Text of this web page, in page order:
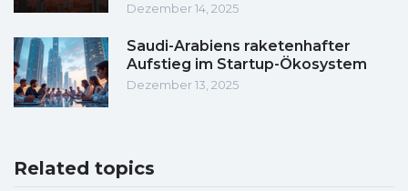
Dezember 14, 2025
Saudi-Arabiens raketenhafter
Aufstieg im Startup-Ökosystem
Dezember 13, 2025
Related topics